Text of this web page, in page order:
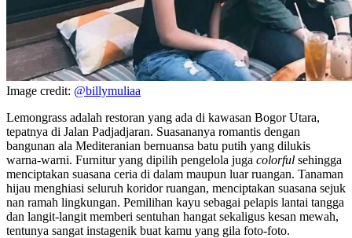
Image credit: @billymuliaa
Lemongrass adalah restoran yang ada di kawasan Bogor Utara,
tepatnya di Jalan Padjadjaran. Suasananya romantis dengan
bangunan ala Mediteranian bernuansa batu putih yang dilukis
warna-warni. Furnitur yang dipilih pengelola juga colorful sehingga
menciptakan suasana ceria di dalam maupun luar ruangan. Tanaman
hijau menghiasi seluruh koridor ruangan, menciptakan suasana sejuk
nan ramah lingkungan. Pemilihan kayu sebagai pelapis lantai tangga
dan langit-langit memberi sentuhan hangat sekaligus kesan mewah,
tentunya sangat instagenik buat kamu yang gila foto-foto.